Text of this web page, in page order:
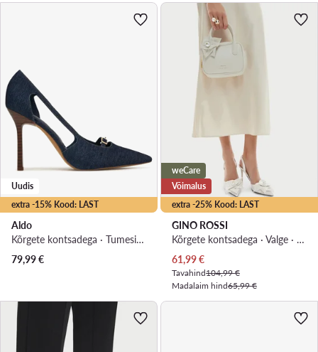
extra -15% Kood: LAST
Uudis
Aldo
Kõrgete kontsadega · Tumesinine · 10 cm
79,99€
extra -25% Kood: LAST
weCare
Võimalus
GINO ROSSI
Kõrgete kontsadega · Valge · 10 cm
Praegune hind
61,99€
Tavahind104,99 €
Madalaim hind65,99 €